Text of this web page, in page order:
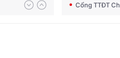
Cổng TTĐT